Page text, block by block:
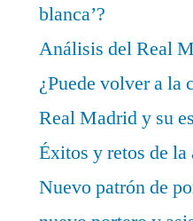
blanca’?
Análisis del Real
¿Puede volver a la
Real Madrid y su
Éxitos y retos de
Nuevo patrón de